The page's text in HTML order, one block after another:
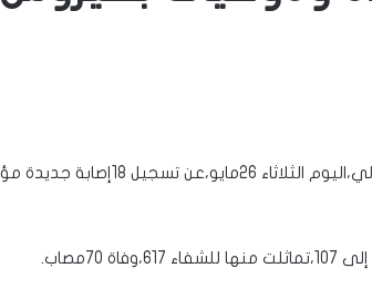
تعيين مكلف برئاسة الجمهورية